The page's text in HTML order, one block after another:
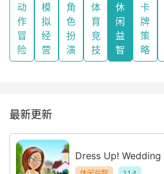
动
作
冒
险
模
拟
经
营
角
色
扮
演
体
育
竞
技
休
闲
益
智
卡
牌
策
略
最新更新
Dress Up! Wedding